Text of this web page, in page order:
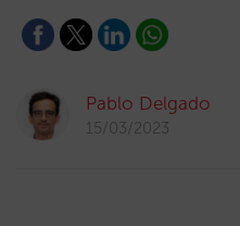
Pablo Delgado
15/03/2023